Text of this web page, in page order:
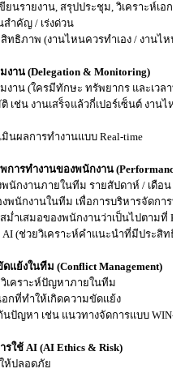
นรายงาน, สรุปประชุม, วิเคราะห์เอกส
สำคัญ / เร่งด่วน
ทธิภาพ (งานไหนควรทำเอง / งานไหน
าน (Delegation & Monitoring)
งาน (ใครมีทักษะ ทรัพยากร และเวลาที่
ช่น งานเสร็จแล้วกี่เปอร์เซ็นต์ งานไห
นผลการทำงานแบบ Real-time
การทำงานของพนักงาน (Performance
นักงานภายในทีม รายสัปดาห์ / เดือน /
พนักงานในทีม เพื่อการบริหารจัดการ
ม่ำเสมอของพนักงานว่าเป็นไปตามที่
AI (ช่วยวิเคราะห์คำแนะนำที่มีประสิทธิ
แย้งในทีม (Conflict Management)
คราะห์ปัญหาภายในทีม
กที่ทำให้เกิดความขัดแย้ง
ปัญหา เช่น แนวทางจัดการแบบ WIN-
ใช้ AI (AI Ethics & Risk)
ห้ปลอดภัย